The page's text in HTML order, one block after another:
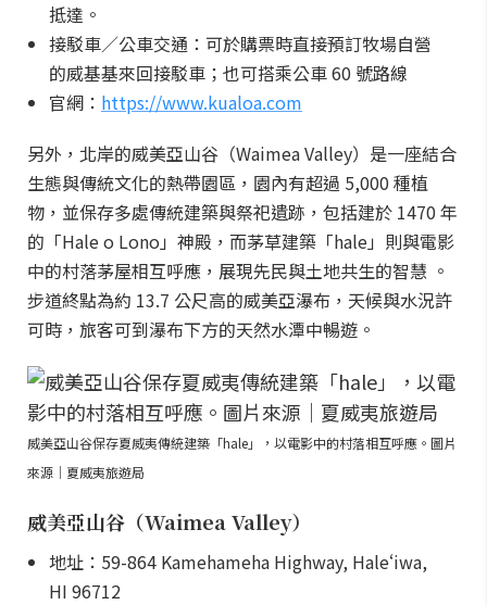
抵達。
接駁車／公車交通：可於購票時直接預訂牧場自營
的威基基來回接駁車；也可搭乘公車 60 號路線
官網： https://www.kualoa.com
另外，北岸的威美亞山谷（Waimea Valley）是一座結合
生態與傳統文化的熱帶園區，園內有超過 5,000 種植
物，並保存多處傳統建築與祭祀遺跡，包括建於 1470 年
的「Hale o Lono」神殿，而茅草建築「hale」則與電影
中的村落茅屋相互呼應，展現先民與土地共生的智慧 。
步道終點為約 13.7 公尺高的威美亞瀑布，天候與水況許
可時，旅客可到瀑布下方的天然水潭中暢遊。
威美亞山谷保存夏威夷傳統建築「hale」，以電影中的村落相互呼應。圖片
來源｜夏威夷旅遊局
威美亞山谷（Waimea Valley）
地址：59-864 Kamehameha Highway, Haleʻiwa,
HI 96712